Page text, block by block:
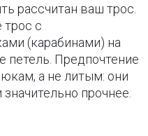
рассчитан ваш трос.
трос с
(карабинами) на
петель. Предпочтение
а не литым: они
прочнее.